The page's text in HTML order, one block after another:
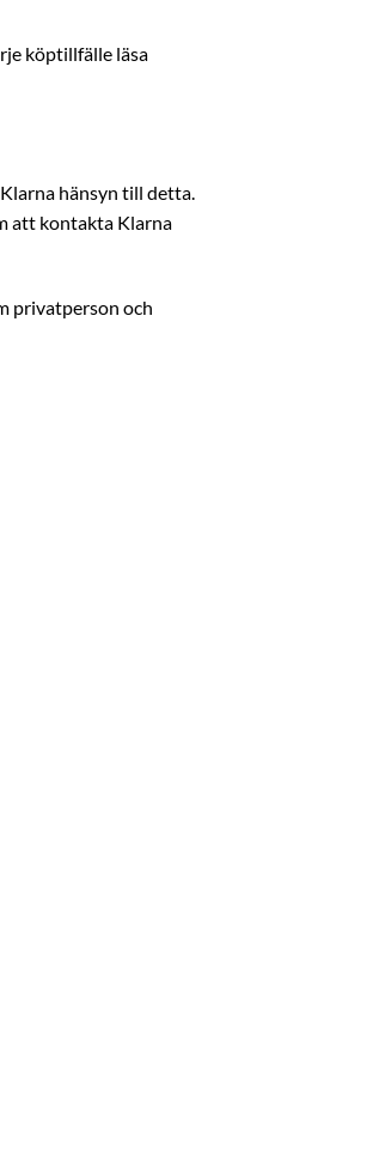
köptillfälle läsa
hänsyn till detta.
att kontakta Klarna
privatperson och